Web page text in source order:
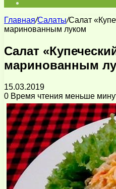
Главная/Салаты/Салат
маринованным луком
Салат
маринованным
15.03.2019
0 Время чтения меньше